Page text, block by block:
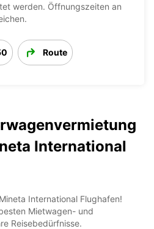
werden. Öffnungszeiten an
Route
International
International Flughafen!
Mietwagen- und
Reisebedürfnisse.